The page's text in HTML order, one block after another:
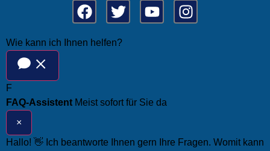
Wie kann ich Ihnen helfen?
F
FAQ-Assistent Meist sofort für Sie da
×
Hallo! 👋 Ich beantworte Ihnen gern Ihre Fragen. Womit kann